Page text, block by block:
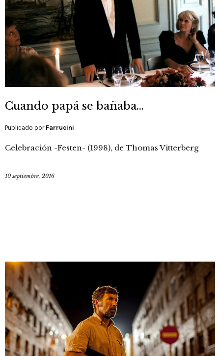
Cuando papá se bañaba…
Publicado por Farrucini
Celebración -Festen- (1998), de Thomas Vitterberg
10 septiembre, 2016